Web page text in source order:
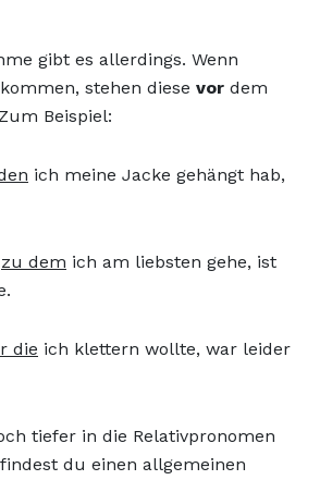
gibt es allerdings. Wenn
stehen diese vor dem
Beispiel:
ich meine Jacke gehängt hab,
zu dem ich am liebsten gehe, ist
die ich klettern wollte, war leider
tiefer in die Relativpronomen
du einen allgemeinen